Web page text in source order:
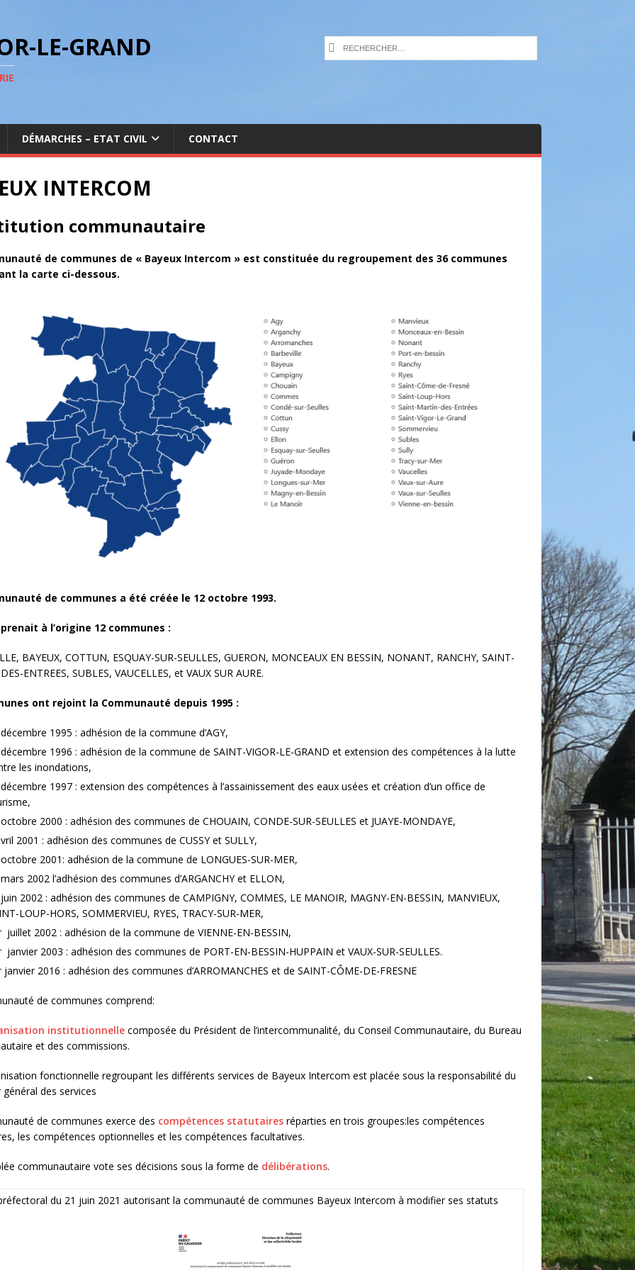
LE-GRAND
DÉMARCHES – ETAT CIVIL CONTACT
INTERCOM
communautaire
de communes de « Bayeux Intercom » est constituée du regroupement des 36 communes
la carte ci-dessous.
de communes a été créée le 12 octobre 1993.
à l’origine 12 communes :
BAYEUX, COTTUN, ESQUAY-SUR-SEULLES, GUERON, MONCEAUX EN BESSIN, NONANT, RANCHY, SAINT-
ENTREES, SUBLES, VAUCELLES, et VAUX SUR AURE.
ont rejoint la Communauté depuis 1995 :
1995 : adhésion de la commune d’AGY,
1996 : adhésion de la commune de SAINT-VIGOR-LE-GRAND et extension des compétences à la lutte
les inondations,
1997 : extension des compétences à l’assainissement des eaux usées et création d’un office de
2000 : adhésion des communes de CHOUAIN, CONDE-SUR-SEULLES et JUAYE-MONDAYE,
2001 : adhésion des communes de CUSSY et SULLY,
2001: adhésion de la commune de LONGUES-SUR-MER,
2002 l’adhésion des communes d’ARGANCHY et ELLON,
2002 : adhésion des communes de CAMPIGNY, COMMES, LE MANOIR, MAGNY-EN-BESSIN, MANVIEUX,
LOUP-HORS, SOMMERVIEU, RYES, TRACY-SUR-MER,
juillet 2002 : adhésion de la commune de VIENNE-EN-BESSIN,
janvier 2003 : adhésion des communes de PORT-EN-BESSIN-HUPPAIN et VAUX-SUR-SEULLES.
janvier 2016 : adhésion des communes d’ARROMANCHES et de SAINT-CÔME-DE-FRESNE
de communes comprend:
institutionnelle composée du Président de l’intercommunalité, du Conseil Communautaire, du Bureau
et des commissions.
fonctionnelle regroupant les différents services de Bayeux Intercom est placée sous la responsabilité du
des services
de communes exerce des compétences statutairesréparties en trois groupes:les compétences
les compétences optionnelles et les compétences facultatives.
communautaire vote ses décisions sous la forme de délibérations.
du 21 juin 2021 autorisant la communauté de communes Bayeux Intercom à modifier ses statuts